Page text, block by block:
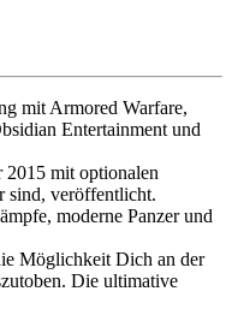
mit Armored Warfare,
Entertainment und
2015 mit optionalen
sind, veröffentlicht.
moderne Panzer und
Möglichkeit Dich an der
Die ultimative